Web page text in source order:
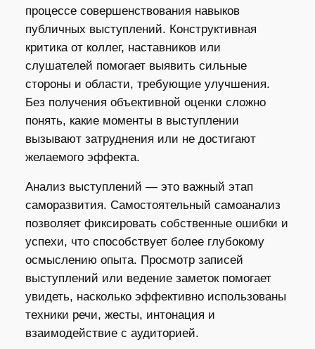
процессе совершенствования навыков
публичных выступлений. Конструктивная
критика от коллег, наставников или
слушателей помогает выявить сильные
стороны и области, требующие улучшения.
Без получения объективной оценки сложно
понять, какие моменты в выступлении
вызывают затруднения или не достигают
желаемого эффекта.
Анализ выступлений — это важный этап
саморазвития. Самостоятельный самоанализ
позволяет фиксировать собственные ошибки и
успехи, что способствует более глубокому
осмыслению опыта. Просмотр записей
выступлений или ведение заметок помогает
увидеть, насколько эффективно использованы
техники речи, жесты, интонация и
взаимодействие с аудиторией.